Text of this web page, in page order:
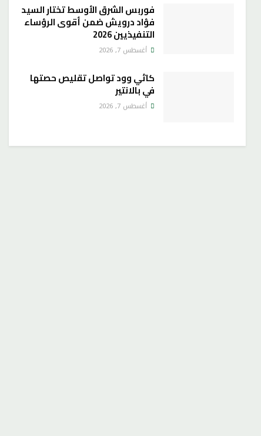
فوربس الشرق الأوسط تختار السيد
فؤاد درويش ضمن أقوى الرؤساء
التنفيذيين 2026
أغسطس 7, 2026
كاثي وود تواصل تقليص حصتها
في بالانتير
أغسطس 7, 2026